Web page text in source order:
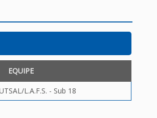
EQUIPE
L.A.F.S. - Sub 18